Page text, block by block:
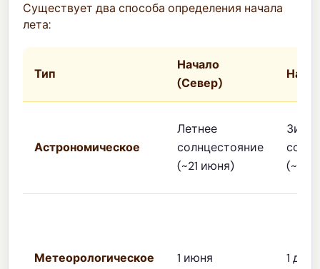
Существует два способа определения начала
лета:
Тип
Начало
(Север)
Астрономическое
Летнее
солнцестояние
(~21 июня)
(~21
Метеорологическое 1 июня 1